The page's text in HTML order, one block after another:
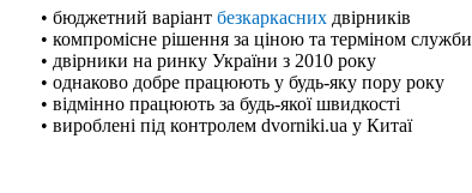
• бюджетний варіант безкаркасних двірників
• компромісне рішення за ціною та терміном служби
• двірники на ринку України з 2010 року
• однаково добре працюють у будь-яку пору року
• відмінно працюють за будь-якої швидкості
• вироблені під контролем dvorniki.ua у Китаї